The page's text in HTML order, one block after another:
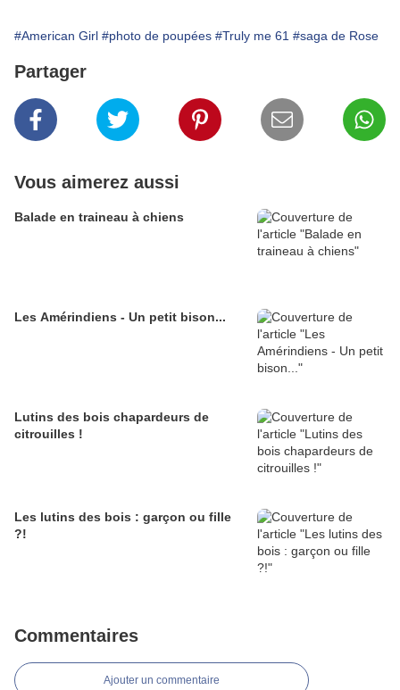
#American Girl #photo de poupées #Truly me 61 #saga de Rose
Partager
Vous aimerez aussi
Balade en traineau à chiens
Les Amérindiens - Un petit bison...
Lutins des bois chapardeurs de
citrouilles !
Les lutins des bois : garçon ou fille
?!
Commentaires
Ajouter un commentaire